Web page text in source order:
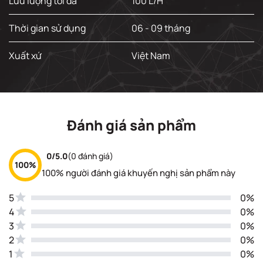
Thời gian sử dụng 06 - 09 tháng
Xuất xứ Việt Nam
Đánh giá sản phẩm
100%
0/5.0(0 đánh giá)
100% người đánh giá khuyến nghị sản phẩm này
5
0%
4
0%
3
0%
2
0%
1
0%